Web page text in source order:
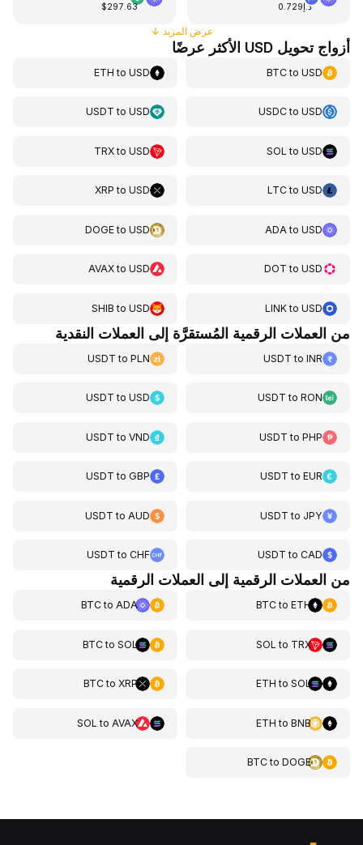
د.إ0.729 $297.63
عرض المزيد ↓
أزواج تحويل USD الأكثر عرضًا
BTCtoUSD
ETH toUSD
USDCtoUSD
USDT toUSD
SOL toUSD
TRXtoUSD
LTCtoUSD
XRP toUSD
ADA toUSD
DOGEtoUSD
DOT toUSD
AVAXtoUSD
LINKtoUSD
SHIB toUSD
من العملات الرقمية المُستقرَّة إلى العملات النقدية
USDT toINR
USDT toPLN
USDT toRON
USDT toUSD
USDT toPHP
USDT toVND
USDT toEUR
USDT toGBP
USDT toJPY
USDT to AUD
USDT toCAD
USDT toCHF
من العملات الرقمية إلى العملات الرقمية
BTCtoETH
BTCtoADA
SOL to TRX
BTCtoSOL
ETH toSOL
BTCtoXRP
ETH toBNB
SOL toAVAX
BTCtoDOGE